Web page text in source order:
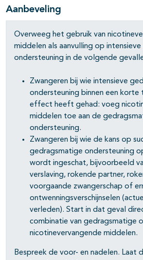
open- en dichtklappen
Aanbeveling
Overweeg het gebruik van
middelen als aanvulling op
ondersteuning in de volgende
Zwangeren bij wie intensieve
ondersteuning binnen een korte
effect heeft gehad: voeg
middelen toe aan de
ondersteuning.
Zwangeren bij wie de kans op
gedragsmatige ondersteuning
wordt ingeschat, bijvoorbeeld
verslaving, rokende partner,
voorgaande zwangerschap of
ontwenningsverschijnselen
verleden). Start in dat geval
combinatie van gedragsmatige
nicotinevervangende middelen.
Bespreek de voor- en nadelen. Laat